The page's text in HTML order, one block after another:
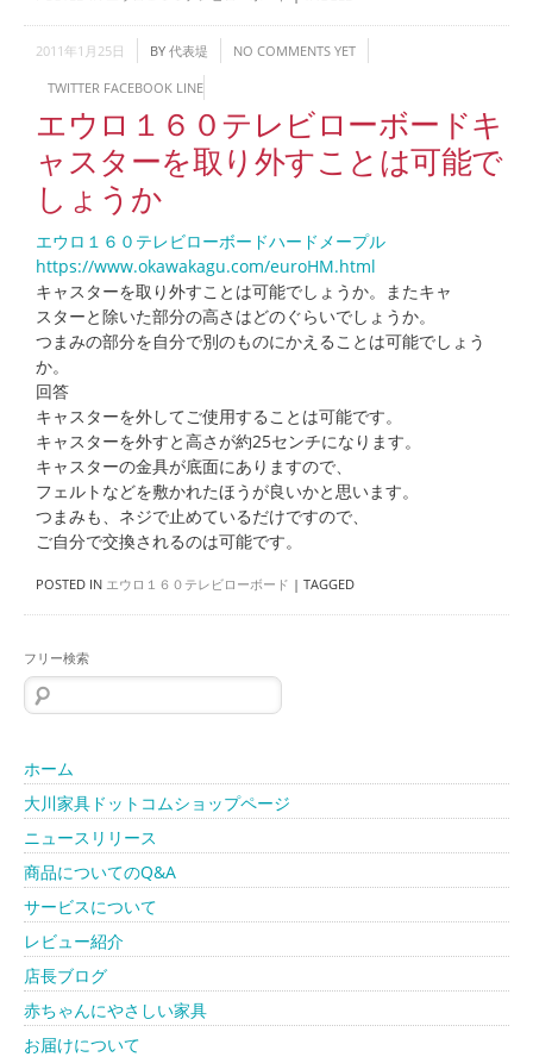
2011年1月25日 BY 代表堤 NO COMMENTS YET
TWITTER FACEBOOK LINE
エウロ１６０テレビローボードキ
ャスターを取り外すことは可能で
しょうか
エウロ１６０テレビローボードハードメープル
https://www.okawakagu.com/euroHM.html
キャスターを取り外すことは可能でしょうか。またキャ
スターと除いた部分の高さはどのぐらいでしょうか。
つまみの部分を自分で別のものにかえることは可能でしょう
か。
回答
キャスターを外してご使用することは可能です。
キャスターを外すと高さが約25センチになります。
キャスターの金具が底面にありますので、
フェルトなどを敷かれたほうが良いかと思います。
つまみも、ネジで止めているだけですので、
ご自分で交換されるのは可能です。
POSTED IN エウロ１６０テレビローボード | TAGGED
フリー検索
検
索:
ホーム
大川家具ドットコムショップページ
ニュースリリース
商品についてのQ&A
サービスについて
レビュー紹介
店長ブログ
赤ちゃんにやさしい家具
お届けについて